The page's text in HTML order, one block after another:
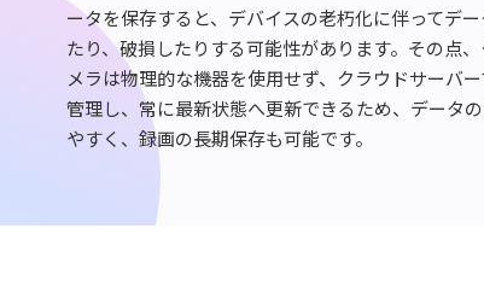
ータを保存すると、デバイスの老朽化に伴ってデ
たり、破損したりする可能性があります。その点
メラは物理的な機器を使用せず、クラウドサーバ
管理し、常に最新状態へ更新できるため、データ
やすく、録画の長期保存も可能です。